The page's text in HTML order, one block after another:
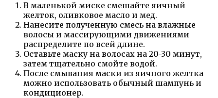
В маленькой миске смешайте яичный
желток, оливковое масло и мед.
Нанесите полученную смесь на влажные
волосы и массирующими движениями
распределите по всей длине.
Оставьте маску на волосах на 20-30 минут,
затем тщательно смойте водой.
После смывания маски из яичного желтка
можно использовать обычный шампунь и
кондиционер.